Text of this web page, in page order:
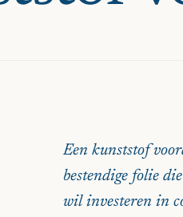
Een kunststof
bestendige folie
wil investeren in